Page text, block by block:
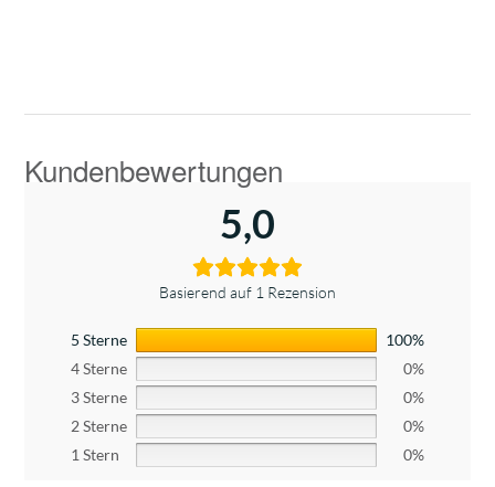
5,0
Basierend auf 1 Rezension
5 Sterne
100%
4 Sterne
0%
3 Sterne
0%
2 Sterne
0%
1 Stern
0%